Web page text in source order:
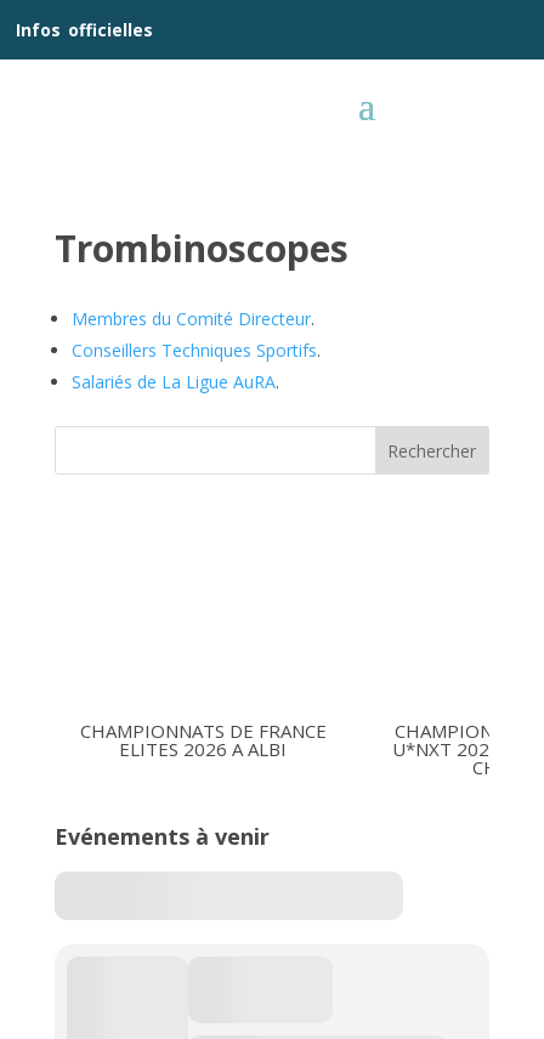
Infos officielles
Trombinoscopes
Membres du Comité Directeur.
Conseillers Techniques Sportifs.
Salariés de La Ligue AuRA.
Rechercher
CHAMPIONNATS DE FRANCE
ELITES 2026 A ALBI
CHAMPIONNATS
U*NXT 2026 16-
Evénements à venir